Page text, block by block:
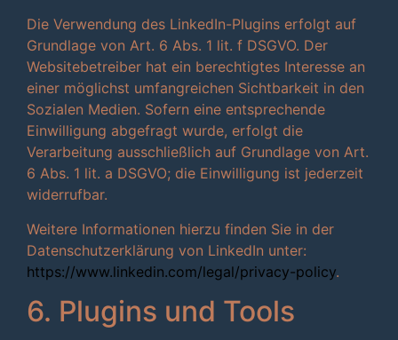
Die Verwendung des LinkedIn-Plugins erfolgt auf
Grundlage von Art. 6 Abs. 1 lit. f DSGVO. Der
Websitebetreiber hat ein berechtigtes Interesse an
einer möglichst umfangreichen Sichtbarkeit in den
Sozialen Medien. Sofern eine entsprechende
Einwilligung abgefragt wurde, erfolgt die
Verarbeitung ausschließlich auf Grundlage von Art.
6 Abs. 1 lit. a DSGVO; die Einwilligung ist jederzeit
widerrufbar.
Weitere Informationen hierzu finden Sie in der
Datenschutzerklärung von LinkedIn unter:
https://www.linkedin.com/legal/privacy-policy.
6. Plugins und Tools